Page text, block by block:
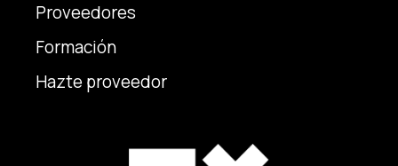
Proveedores
Formación
Hazte proveedor